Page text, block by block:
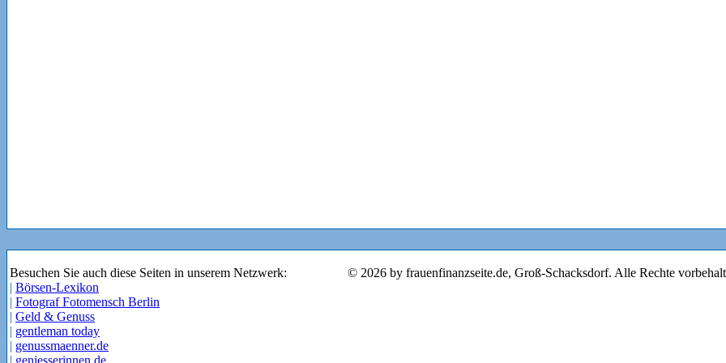
Besuchen Sie auch diese Seiten in unserem Netzwerk:
| Börsen-Lexikon
| Fotograf Fotomensch Berlin
| Geld & Genuss
| gentleman today
| genussmaenner.de
| geniesserinnen.de
© 2026 by frauenfinanzseite.de, Groß-Schacksdorf. Alle Rechte